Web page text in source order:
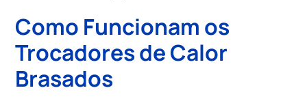
Como Funcionam os
Trocadores de Calor
Brasados